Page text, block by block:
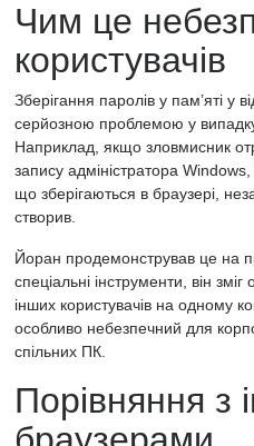
Чим це
користувачів
Зберігання паролів у пам’яті у
серйозною проблемою у
Наприклад, якщо зловмисник
запису адміністратора Windows,
що зберігаються в браузері,
створив.
Йоран продемонстрував це на
спеціальні інструменти, він
інших користувачів на одному
особливо небезпечний для
спільних ПК.
Порівняння з